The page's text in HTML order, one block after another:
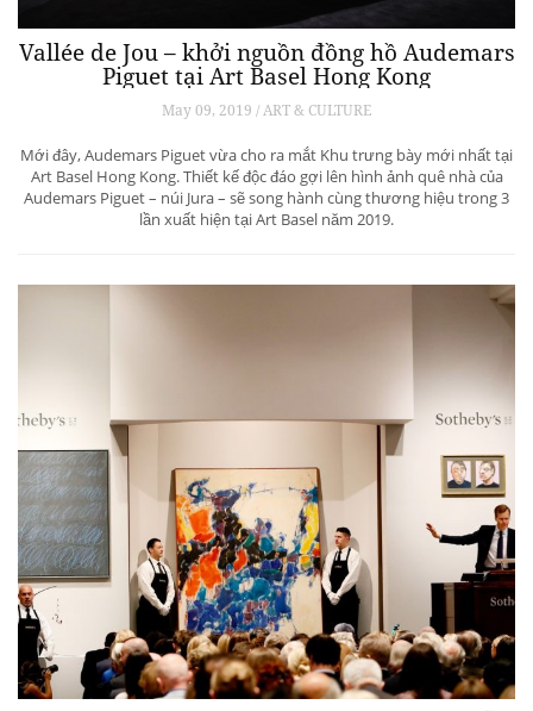
Vallée de Jou – khởi nguồn đồng hồ Audemars
Piguet tại Art Basel Hong Kong
May 09, 2019 / ART & CULTURE
Mới đây, Audemars Piguet vừa cho ra mắt Khu trưng bày mới nhất tại
Art Basel Hong Kong. Thiết kế độc đáo gợi lên hình ảnh quê nhà của
Audemars Piguet – núi Jura – sẽ song hành cùng thương hiệu trong 3
lần xuất hiện tại Art Basel năm 2019.